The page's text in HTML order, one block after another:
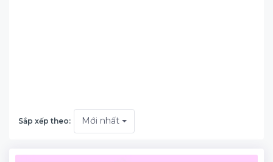
Sắp xếp theo: Mới nhất